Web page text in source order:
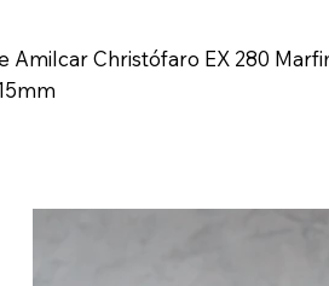
Amilcar Christófaro EX 280